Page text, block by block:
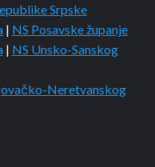
Srpske
| NS Posavske županje
| NS Unsko-Sanskog
Neretvanskog